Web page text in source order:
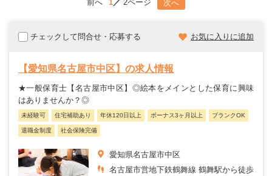
前へ 1 2ページ 次へ
チェックして問合せ・応募する お気に入りに追加
【愛知県名古屋市中区】の求人情報
★一般保育士【名古屋市中区】◎絵本をメインとした保育に興味
はありませんか？◎
未経験可 住宅補助あり 年休120日以上 ボーナス3ヶ月以上 ブランクOK
退職金制度 社会保険完備
愛知県名古屋市中区
名古屋市営地下鉄鶴舞線 鶴舞駅から徒歩